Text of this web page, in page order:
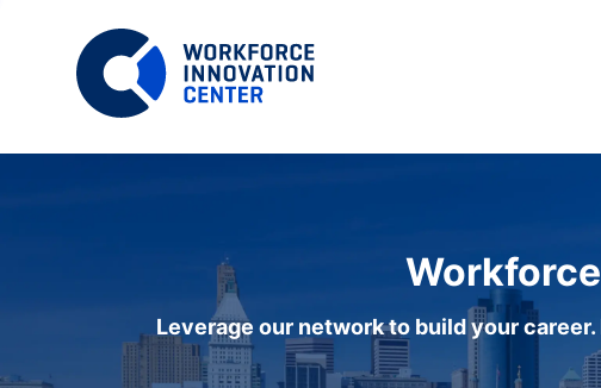
Leverage our network to build your